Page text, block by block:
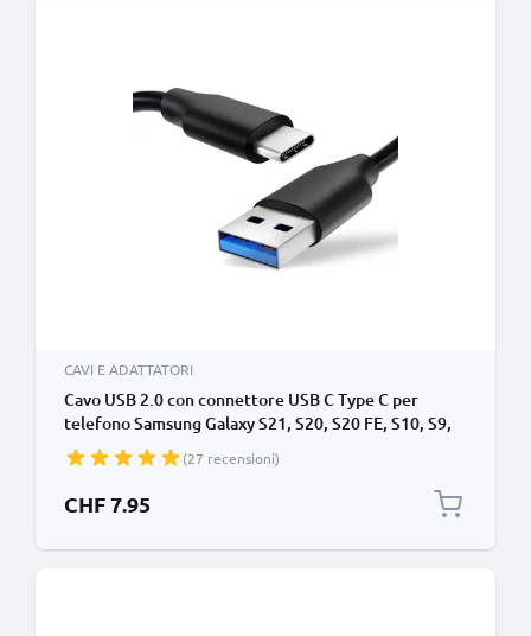
CAVI E ADATTATORI
Cavo USB 2.0 con connettore USB C Type C per
telefono Samsung Galaxy S21, S20, S20 FE, S10, S9,
Plus, Ultra / Note 20, 10 / A71, A52, A51, A21s, A12
filo di 1,0m cavetto dati & ricarica 3A in PVC nero
per cellulare
(27 recensioni)
CHF 7.95